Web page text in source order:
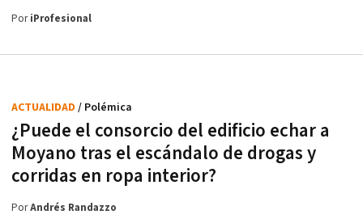
PoriProfesional
¿Puede el consorcio del edificio echar a
Moyano tras el escándalo de drogas y
corridas en ropa interior?
ACTUALIDAD / Polémica
PorAndrés Randazzo